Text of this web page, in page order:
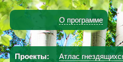
О программе
Проекты:
Атлас